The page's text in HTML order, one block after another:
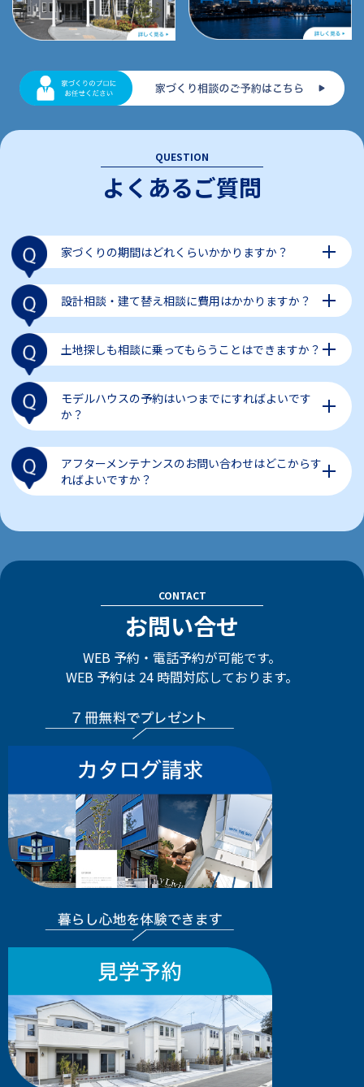
QUESTION
よくあるご質問
家づくりの期間はどれくらいかかりますか？
工事請負契約をしてから約６か月となります。
設計相談・建て替え相談に費用はかかりますか？
相談は無料です。
土地探しも相談に乗ってもらうことはできますか？
介いたします。
モデルハウスの予約はいつまでにすればよいです
か？
0120-021-541 までご連絡下さい。
アフターメンテナンスのお問い合わせはどこからす
ればよいですか？
CONTACT
お問い合せ
WEB 予約・電話予約が可能です。
WEB 予約は 24 時間対応しております。